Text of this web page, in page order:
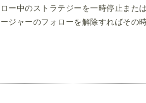
ー中のストラテジーを一時停止また
ジャーのフォローを解除すればその